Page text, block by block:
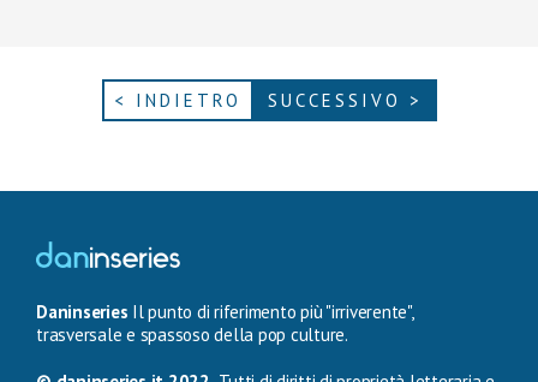
< INDIETRO SUCCESSIVO >
Daninseries Il punto di riferimento più "irriverente",
trasversale e spassoso della pop culture.